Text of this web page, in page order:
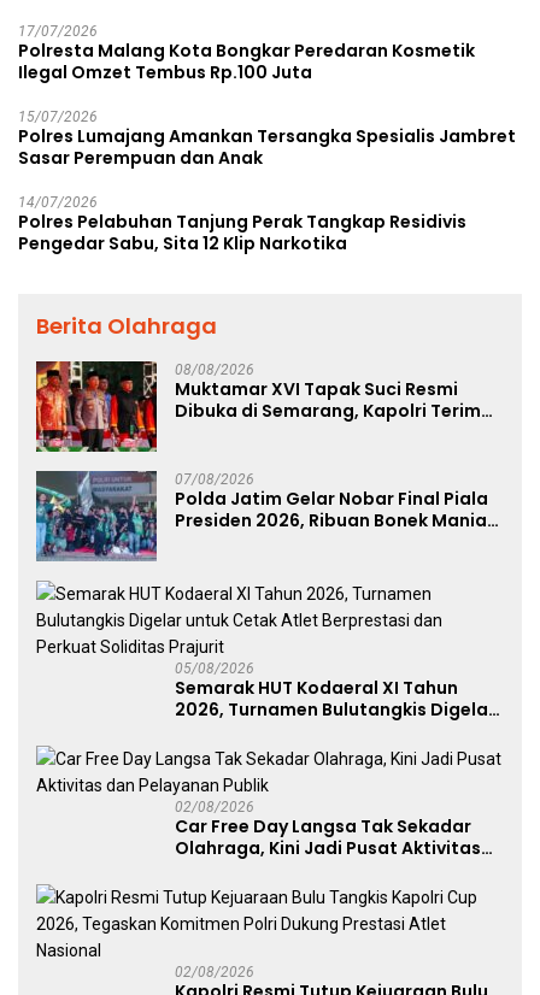
17/07/2026
Polresta Malang Kota Bongkar Peredaran Kosmetik
Ilegal Omzet Tembus Rp.100 Juta
15/07/2026
Polres Lumajang Amankan Tersangka Spesialis Jambret
Sasar Perempuan dan Anak
14/07/2026
Polres Pelabuhan Tanjung Perak Tangkap Residivis
Pengedar Sabu, Sita 12 Klip Narkotika
Berita Olahraga
08/08/2026
Muktamar XVI Tapak Suci Resmi
Dibuka di Semarang, Kapolri Terima
07/08/2026
Polda Jatim Gelar Nobar Final Piala
Presiden 2026, Ribuan Bonek Mania
05/08/2026
Semarak HUT Kodaeral XI Tahun
2026, Turnamen Bulutangkis Digelar
Perkuat Soliditas Prajurit
02/08/2026
Car Free Day Langsa Tak Sekadar
Olahraga, Kini Jadi Pusat Aktivitas
02/08/2026